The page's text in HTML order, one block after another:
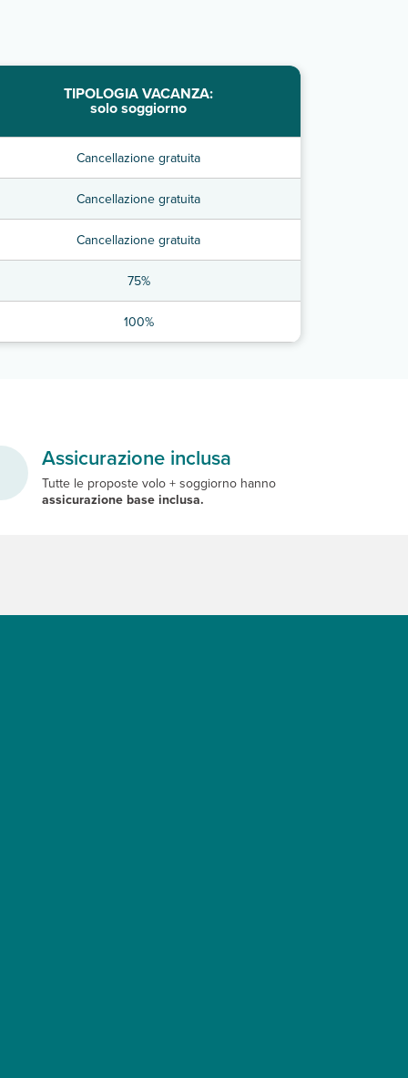
TIPOLOGIA VACANZA:
solo soggiorno
Cancellazione gratuita
Cancellazione gratuita
Cancellazione gratuita
75%
100%
Assicurazione inclusa
Tutte le proposte volo + soggiorno hanno
assicurazione base inclusa.